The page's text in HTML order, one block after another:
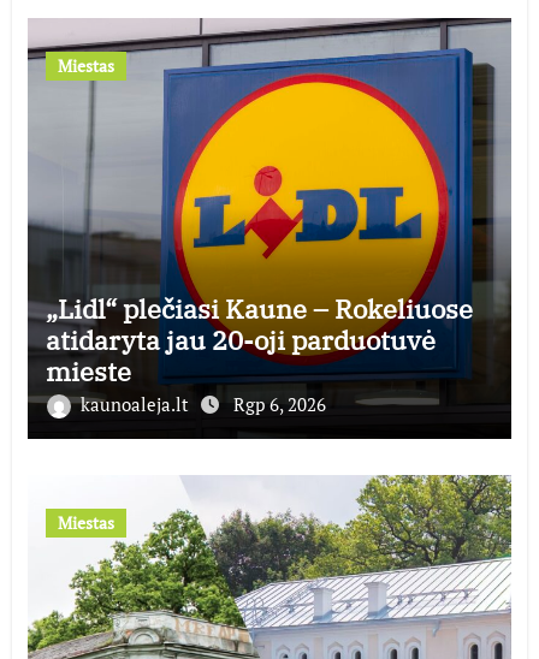
Miestas
„Lidl“ plečiasi Kaune – Rokeliuose
atidaryta jau 20-oji parduotuvė
mieste
kaunoaleja.lt Rgp 6, 2026
Miestas